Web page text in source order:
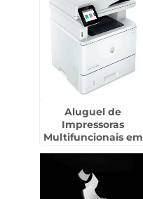
Aluguel de
Impressoras
Multifuncionais em